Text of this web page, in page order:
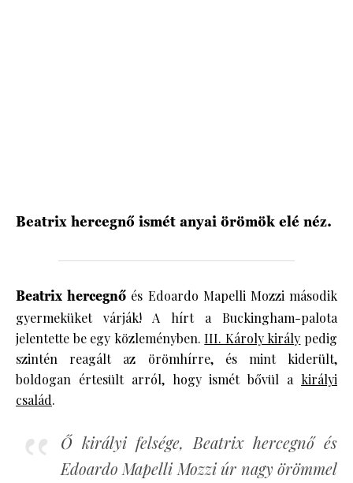
Beatrix hercegnő ismét anyai örömök elé néz.
Beatrix hercegnő és Edoardo Mapelli Mozzi második
gyermeküket várják! A hírt a Buckingham-palota
jelentette be egy közleményben.III. Károly király pedig
szintén reagált az örömhírre, és mint kiderült,
boldogan értesült arról, hogy ismét bővül a királyi
család.
Ő királyi felsége, Beatrix hercegnő és
Edoardo Mapelli Mozzi úr nagy örömmel